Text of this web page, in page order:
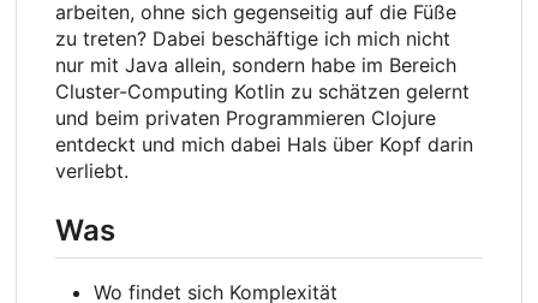
arbeiten, ohne sich gegenseitig auf die Füße
zu treten? Dabei beschäftige ich mich nicht
nur mit Java allein, sondern habe im Bereich
Cluster-Computing Kotlin zu schätzen gelernt
und beim privaten Programmieren Clojure
entdeckt und mich dabei Hals über Kopf darin
verliebt.
Was
Wo findet sich Komplexität